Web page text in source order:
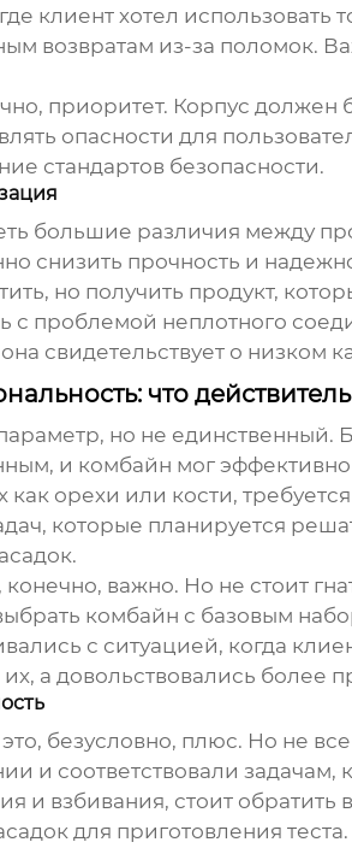
клиент хотел
возвратам из-за поломок.
приоритет. Корпус
опасности для
стандартов безопасности.
большие различия между
снизить прочность и
но получить продукт,
с проблемой неплотного
свидетельствует о низком
что
но не единственный.
и комбайн мог
как орехи или кости,
которые планируется
важно. Но не стоит
комбайн с базовым
с ситуацией, когда
а довольствовались более
безусловно, плюс. Но не
и соответствовали
и взбивания, стоит
для приготовления теста.